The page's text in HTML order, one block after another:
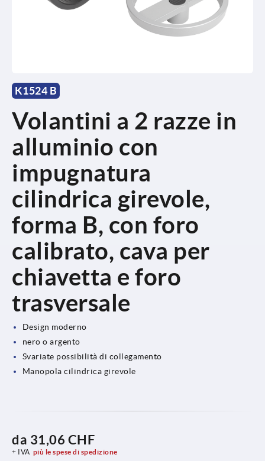
K1524 B
Volantini a 2 razze in
alluminio con
impugnatura
cilindrica girevole,
forma B, con foro
calibrato, cava per
chiavetta e foro
trasversale
Design moderno
nero o argento
Svariate possibilità di collegamento
Manopola cilindrica girevole
da 31,06 CHF
+ IVA più le spese di spedizione